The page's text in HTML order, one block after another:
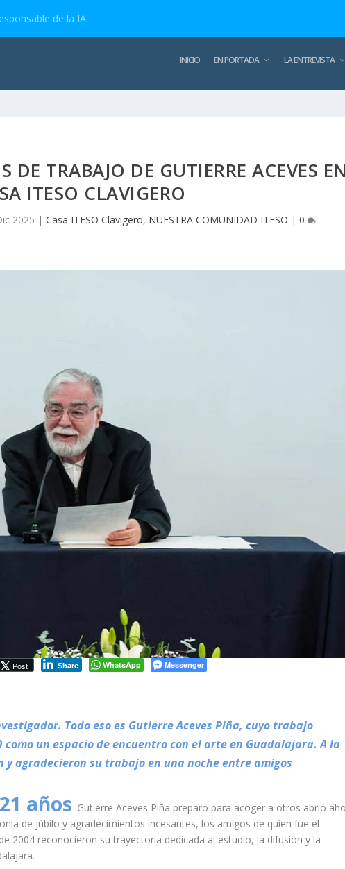
de la IA
INICIO EN PORTADA LA ENTREVISTA
DE TRABAJO DE GUTIERRE ACEVES
ITESO CLAVIGERO
2025 | Casa ITESO Clavigero, NUESTRA COMUNIDAD ITESO | 0
Post Share WhatsApp Messenger
Todo eso es Gutierre Aceves Piña, cuyo trabajo
un espacio de encuentro con el arte en Guadalajara. A la
agradecieron su trabajo en una noche entre amigos
años Gutierre Aceves Piña preparó para acoger a otros abrió
de júbilo y agradecimientos incesantes, los amigos de quien fue el
2004 reconocieron su trayectoria dedicada al estudio, la difusión y la